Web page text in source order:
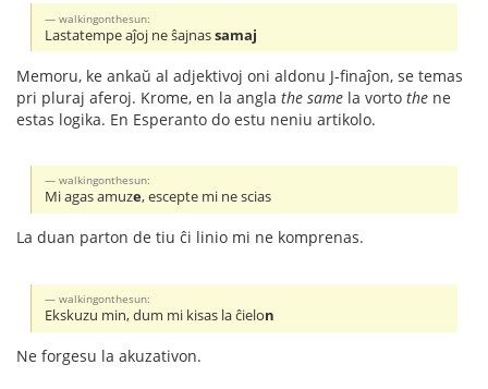
walkingonthesun:
Lastatempe aĵoj ne ŝajnassamaj
Memoru, ke ankaŭ al adjektivoj oni aldonu J-finaĵon, se temas
pri pluraj aferoj. Krome, en la angla the same la vorto the ne
estas logika. En Esperanto do estu neniu artikolo.
walkingonthesun:
Mi agas amuze, escepte mi ne scias
La duan parton de tiu ĉi linio mi ne komprenas.
walkingonthesun:
Ekskuzu min, dum mi kisas la ĉielon
Ne forgesu la akuzativon.